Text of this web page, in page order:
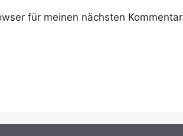
für meinen nächsten Kommentar